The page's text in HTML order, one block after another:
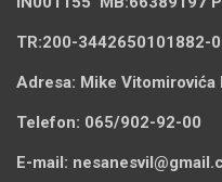
TR:200-3442650101882-
Adresa: Mike Vitomirovića
Telefon: 065/902-92-00
E-mail: